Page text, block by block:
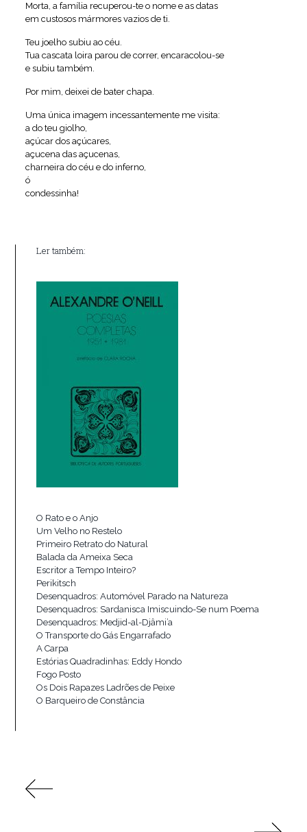
Morta, a família recuperou-te o nome e as datas
em custosos mármores vazios de ti.
Teu joelho subiu ao céu.
Tua cascata loira parou de correr, encaracolou-se
e subiu também.
Por mim, deixei de bater chapa.
Uma única imagem incessantemente me visita:
a do teu giolho,
açúcar dos açúcares,
açucena das açucenas,
charneira do céu e do inferno,
ó
condessinha!
Ler também:
O Rato e o Anjo
Um Velho no Restelo
Primeiro Retrato do Natural
Balada da Ameixa Seca
Escritor a Tempo Inteiro?
Perikitsch
Desenquadros: Automóvel Parado na Natureza
Desenquadros: Sardanisca Imiscuindo-Se num Poema
Desenquadros: Medjid-al-Djâmi’a
O Transporte do Gás Engarrafado
A Carpa
Estórias Quadradinhas: Eddy Hondo
Fogo Posto
Os Dois Rapazes Ladrões de Peixe
O Barqueiro de Constância